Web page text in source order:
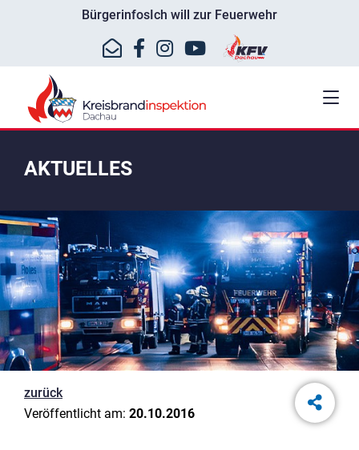
BürgerinfosIch will zur Feuerwehr
AKTUELLES
zurück
Veröffentlicht am: 20.10.2016